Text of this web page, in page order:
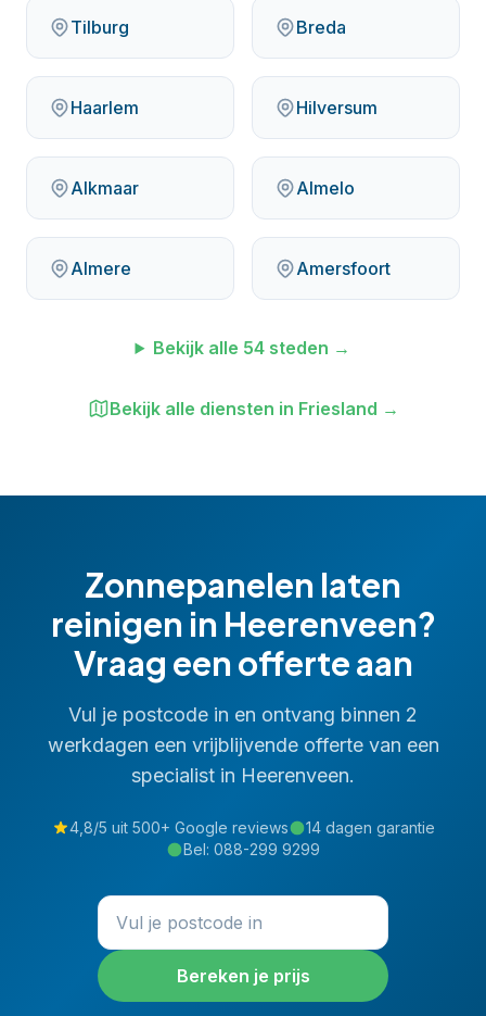
Tilburg Breda
Haarlem Hilversum
Alkmaar Almelo
Almere Amersfoort
Bekijk alle 54 steden →
Bekijk alle diensten in Friesland →
Zonnepanelen laten
reinigen in Heerenveen?
Vraag een offerte aan
Vul je postcode in en ontvang binnen 2
werkdagen een vrijblijvende offerte van een
specialist in Heerenveen.
4,8/5 uit 500+ Google reviews
14 dagen garantie
Bel: 088-299 9299
Bereken je prijs